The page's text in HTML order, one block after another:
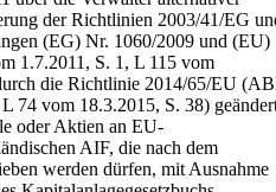
der Richtlinien 2003/41/EG
(EG) Nr. 1060/2009 und (EU)
1.7.2011, S. 1, L 115 vom
die Richtlinie 2014/65/EU
74 vom 18.3.2015, S. 38)
oder Aktien an EU-
AIF, die nach dem
werden dürfen, mit Ausnahme